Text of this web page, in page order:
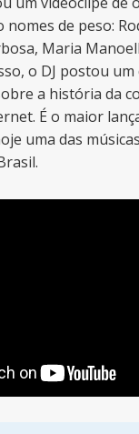
nomes de peso:
Maria
o DJ postou
a história da
É o maior
uma das